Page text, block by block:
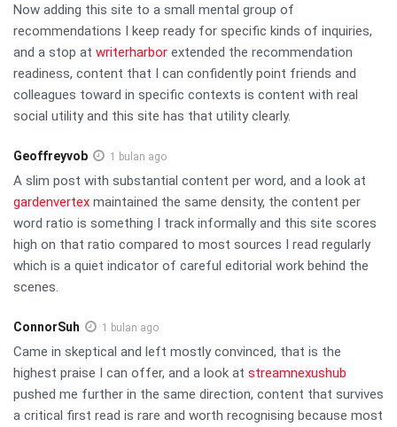
Now adding this site to a small mental group of
recommendations I keep ready for specific kinds of inquiries,
and a stop at writerharbor extended the recommendation
readiness, content that I can confidently point friends and
colleagues toward in specific contexts is content with real
social utility and this site has that utility clearly.
Geoffreyvob 1 bulan ago
A slim post with substantial content per word, and a look at
gardenvertex maintained the same density, the content per
word ratio is something I track informally and this site scores
high on that ratio compared to most sources I read regularly
which is a quiet indicator of careful editorial work behind the
scenes.
ConnorSuh 1 bulan ago
Came in skeptical and left mostly convinced, that is the
highest praise I can offer, and a look at streamnexushub
pushed me further in the same direction, content that survives
a critical first read is rare and worth recognising because most